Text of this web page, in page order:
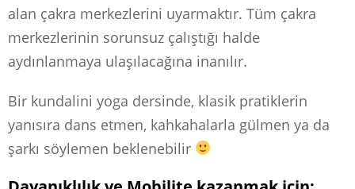
alan çakra merkezlerini uyarmaktır. Tüm çakra
merkezlerinin sorunsuz çalıştığı halde
aydınlanmaya ulaşılacağına inanılır.
Bir kundalini yoga dersinde, klasik pratiklerin
yanısıra dans etmen, kahkahalarla gülmen ya da
şarkı söylemen beklenebilir